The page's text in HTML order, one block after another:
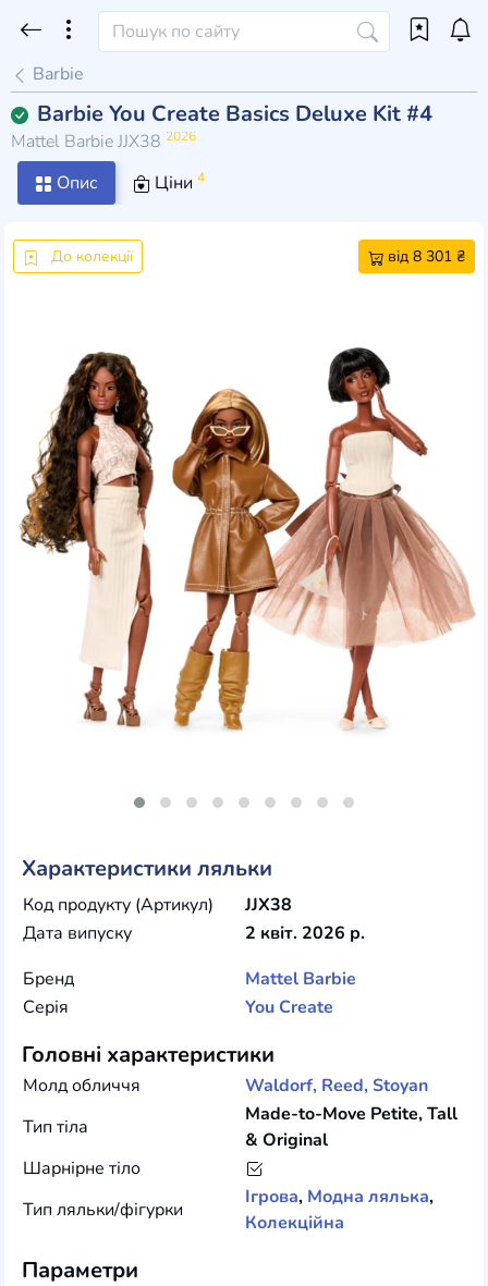
Barbie
Barbie You Create Basics Deluxe Kit #4
Mattel Barbie JJX38 2026
Опис Ціни 4
До колекції від 8 301 ₴
Характеристики ляльки
Код продукту (Артикул)
JJX38
Дата випуску
2 квіт. 2026 р.
Бренд
Mattel Barbie
Серія
You Create
Головні характеристики
Молд обличчя
Waldorf, Reed, Stoyan
Тип тіла
Made-to-Move Petite, Tall
& Original
Шарнірне тіло
Тип ляльки/фігурки
Ігрова, Модна лялька,
Колекційна
Параметри